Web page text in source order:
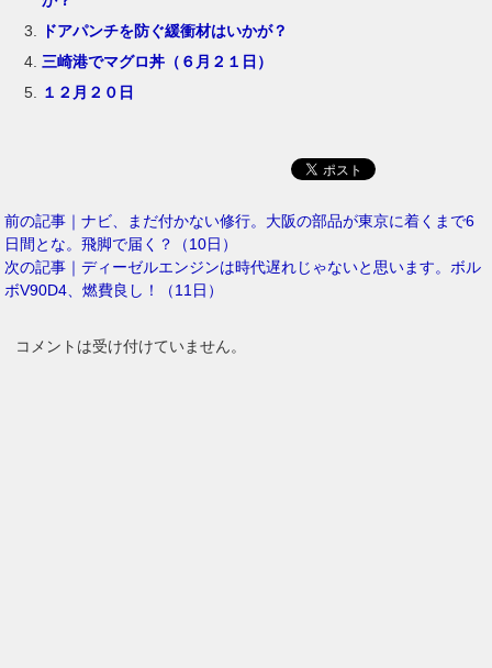
ドアパンチを防ぐ緩衝材はいかが？
三崎港でマグロ丼（６月２１日）
１２月２０日
前の記事｜ナビ、まだ付かない修行。大阪の部品が東京に着くまで6
日間とな。飛脚で届く？（10日）
次の記事｜ディーゼルエンジンは時代遅れじゃないと思います。ボル
ボV90D4、燃費良し！（11日）
コメントは受け付けていません。